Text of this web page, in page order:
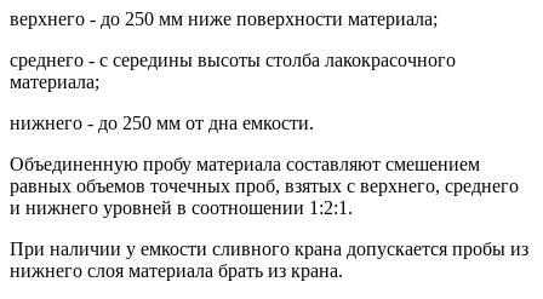
верхнего - до 250 мм ниже поверхности материала;
среднего - с середины высоты столба лакокрасочного
материала;
нижнего - до 250 мм от дна емкости.
Объединенную пробу материала составляют смешением
равных объемов точечных проб, взятых с верхнего, среднего
и нижнего уровней в соотношении 1:2:1.
При наличии у емкости сливного крана допускается пробы из
нижнего слоя материала брать из крана.